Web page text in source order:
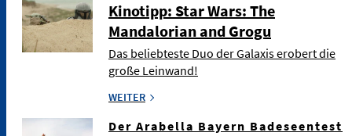
Kinotipp: Star Wars: The
Mandalorian and Grogu
Das beliebteste Duo der Galaxis erobert die
große Leinwand!
WEITER
Der Arabella Bayern Badeseentest